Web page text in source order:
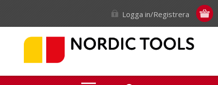
Logga in/Registrera